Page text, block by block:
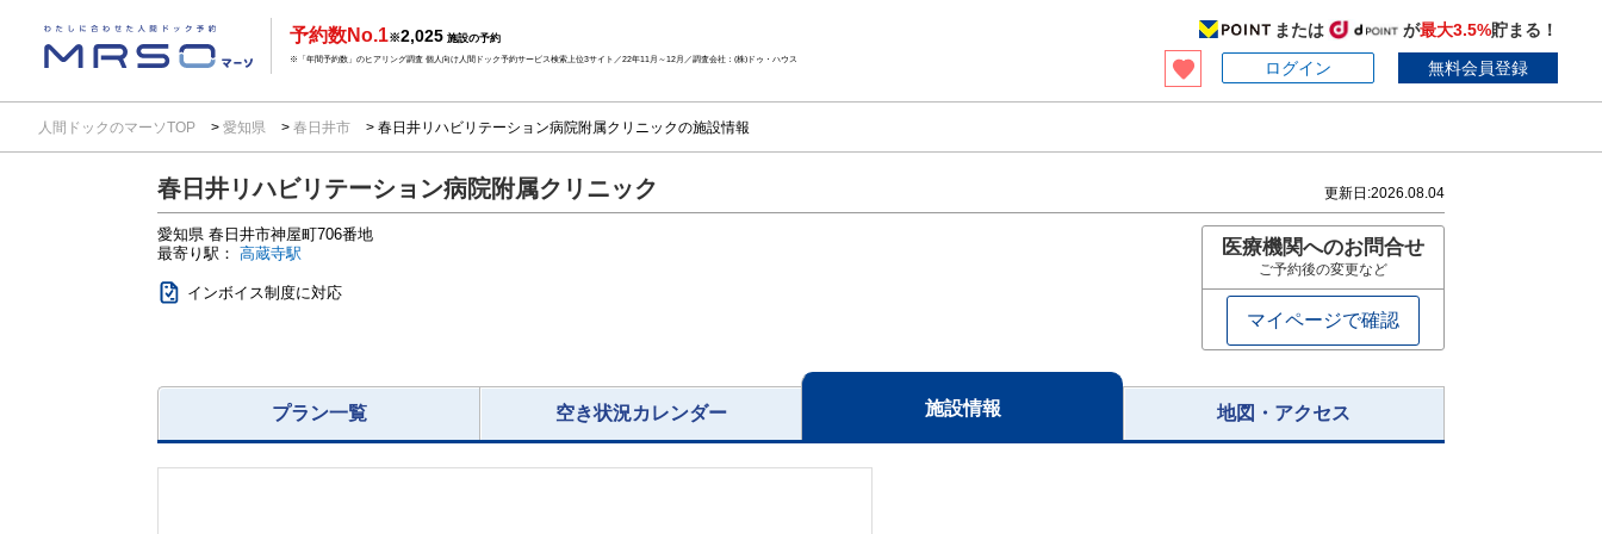
予約数No.1※2,025 施設の予約
※「年間予約数」のヒアリング調査 個人向け人間ドック予約サービス検索上位3サイト／22年11月～12月／調査会社：(株)ドゥ・ハウス
または が最大3.5%貯まる！
ログイン
無料会員登録
人間ドックのマーソTOP 愛知県 春日井市 春日井リハビリテーション病院附属クリニックの施設情報
春日井リハビリテーション病院附属クリニック 更新日:2026.08.04
愛知県 春日井市神屋町706番地
最寄り駅： 高蔵寺駅
インボイス制度に対応
医療機関へのお問合せ
ご予約後の変更など
マイページで確認
プラン一覧 空き状況カレンダー 施設情報 地図・アクセス